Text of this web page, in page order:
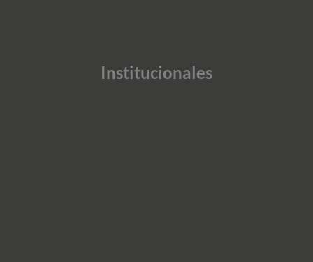
Institucionales